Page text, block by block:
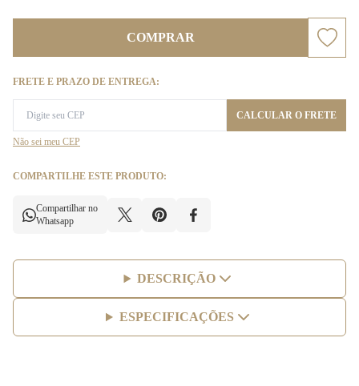
COMPRAR
FRETE E PRAZO DE ENTREGA:
CALCULAR O FRETE
Não sei meu CEP
COMPARTILHE ESTE PRODUTO:
Compartilhar no
Whatsapp
DESCRIÇÃO
ESPECIFICAÇÕES